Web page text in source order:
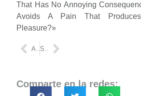
That Has No Annoying
Avoids A Pain That
Pleasure?»
ANTERIOR
Comparte en la redes: